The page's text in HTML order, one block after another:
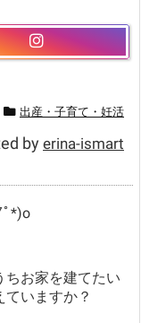
出産・子育て・妊活
by erina-ismart
ﾟ*)o
ちお家を建てたい
いますか？